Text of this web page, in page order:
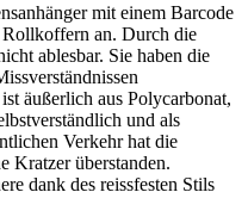
mit einem Barcode
an. Durch die
ablesbar. Sie haben die
äußerlich aus Polycarbonat,
und als
Verkehr hat die
Kratzer überstanden.
dank des reissfesten Stils